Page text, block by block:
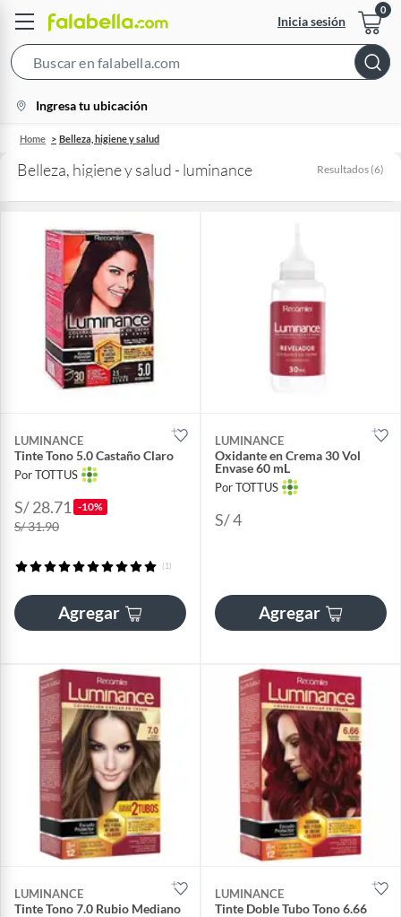
Inicia sesión
Bar
location-
icon
Ingresa tu ubicación
Home Belleza, higiene y salud
Belleza, higiene y salud - luminance Resultados (6)
LUMINANCE
Tinte Tono 5.0 Castaño Claro
Por TOTTUS
S/ 28.71 -10%
S/ 31.90
(1)
Agregar
LUMINANCE
Oxidante en Crema 30 Vol
Envase 60 mL
Por TOTTUS
S/ 4
Agregar
LUMINANCE
Tinte Tono 7.0 Rubio Mediano
LUMINANCE
Tinte Doble Tubo Tono 6.66